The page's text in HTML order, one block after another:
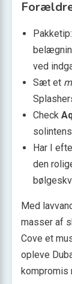
ved
Sæt et
Check
Har I
den
Med
masser af
Cove et
opleve
kompromis